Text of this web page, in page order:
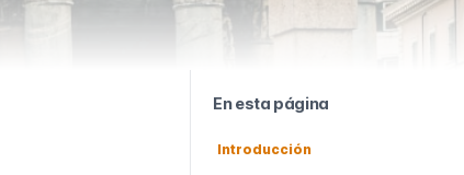
En esta página
Introducción